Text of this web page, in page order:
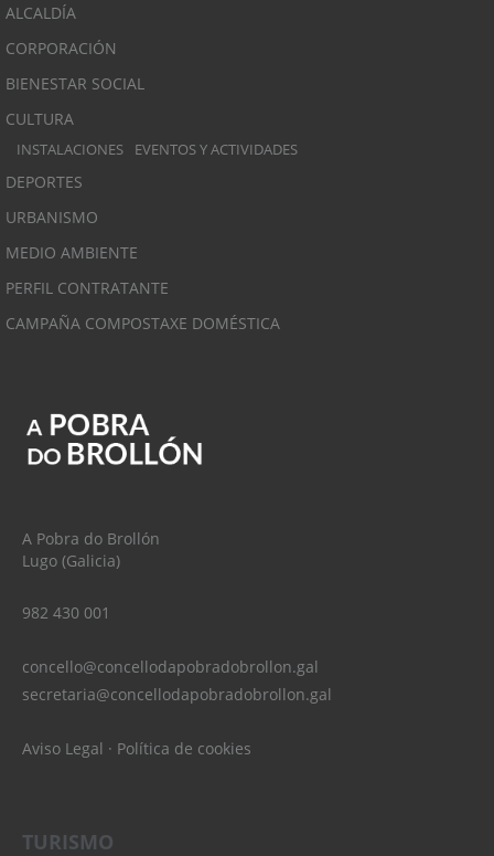
ALCALDÍA
CORPORACIÓN
BIENESTAR SOCIAL
CULTURA
INSTALACIONES EVENTOS Y ACTIVIDADES
DEPORTES
URBANISMO
MEDIO AMBIENTE
PERFIL CONTRATANTE
CAMPAÑA COMPOSTAXE DOMÉSTICA
A Pobra do Brollón
Lugo (Galicia)
982 430 001
concello@concellodapobradobrollon.gal
secretaria@concellodapobradobrollon.gal
Aviso Legal · Política de cookies
TURISMO